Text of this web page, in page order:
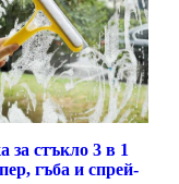
за стъкло 3 в 1
гъба и спрей-